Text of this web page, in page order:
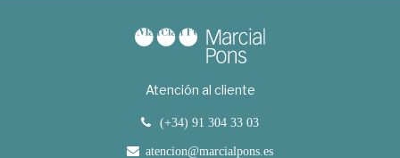
Atención al cliente
(+34) 91 304 33 03
atencion@marcialpons.es